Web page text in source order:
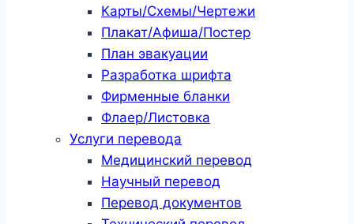
Карты/Схемы/Чертежи
Плакат/Афиша/Постер
План эвакуации
Разработка шрифта
Фирменные бланки
Флаер/Листовка
Услуги перевода
Медицинский перевод
Научный перевод
Перевод документов